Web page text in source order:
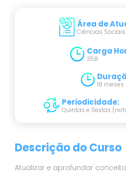
Área de
Ciências
Carga
358
18 meses
Periodicidade:
Quintas e Sextas
Descrição do Curso
Atualizar e aprofundar